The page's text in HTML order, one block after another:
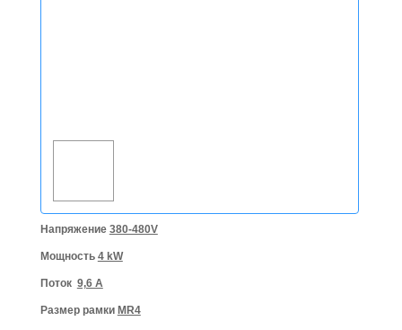
Напряжение 380-480V
Мощность 4 kW
Поток 9,6 A
Размер рамки MR4